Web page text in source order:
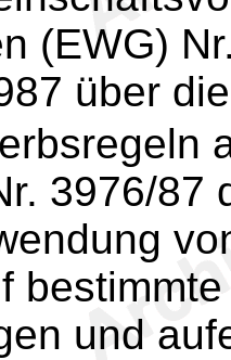
(EWG)
über
3976/87
und